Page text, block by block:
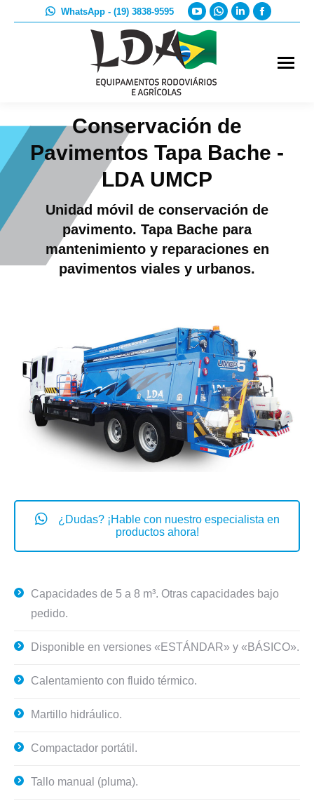
WhatsApp - (19) 3838-9595
YouTube
page
opens
in
new
Whatsapp
Linkedin
Conservación de
Pavimentos Tapa Bache -
LDA UMCP
Unidad móvil de conservación de
pavimento. Tapa Bache para
mantenimiento y reparaciones en
pavimentos viales y urbanos.
¿Dudas? ¡Hable con nuestro especialista en
productos ahora!
Capacidades de 5 a 8 m³. Otras capacidades bajo
pedido.
Disponible en versiones «ESTÁNDAR» y «BÁSICO».
Calentamiento con fluido térmico.
Martillo hidráulico.
Compactador portátil.
Tallo manual (pluma).